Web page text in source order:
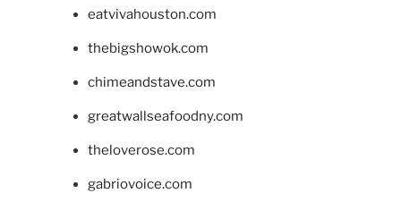
eatvivahouston.com
thebigshowok.com
chimeandstave.com
greatwallseafoodny.com
theloverose.com
gabriovoice.com